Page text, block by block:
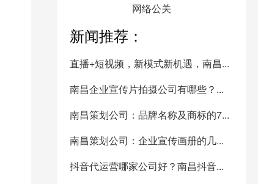
网络公关
新闻推荐：
直播+短视频，新模式新机遇，南昌...
南昌企业宣传片拍摄公司有哪些？...
南昌策划公司：品牌名称及商标的7...
南昌策划公司：企业宣传画册的几...
抖音代运营哪家公司好？南昌抖音...